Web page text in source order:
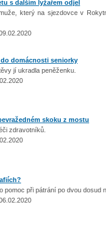
s dalším lyžařem odjel
který na sjezdovce v
domácnosti seniorky
jí ukradla peněženku.
skoku z mostu
zdravotníků.
pomoc při pátrání po dvou